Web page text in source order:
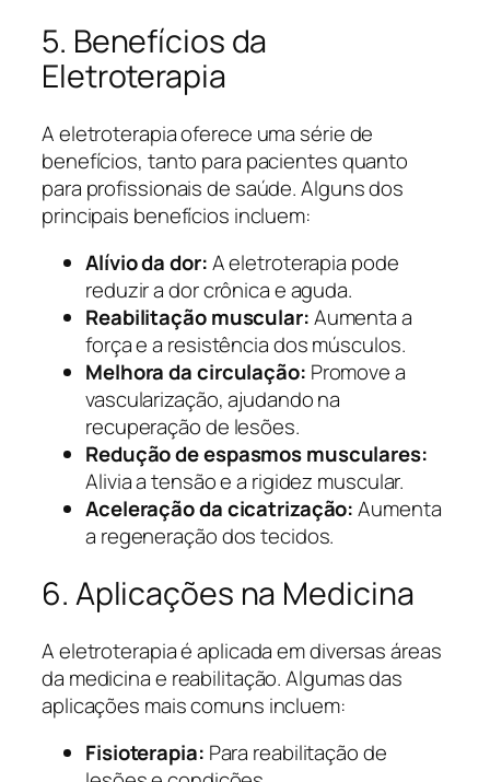
5. Benefícios da
Eletroterapia
A eletroterapia oferece uma série de
benefícios, tanto para pacientes quanto
para profissionais de saúde. Alguns dos
principais benefícios incluem:
Alívio da dor:A eletroterapia pode
reduzir a dor crônica e aguda.
Reabilitação muscular:Aumenta a
força e a resistência dos músculos.
Melhora da circulação: Promove a
vascularização, ajudando na
recuperação de lesões.
Redução de espasmos musculares:
Alivia a tensão e a rigidez muscular.
Aceleração da cicatrização:Aumenta
a regeneração dos tecidos.
6. Aplicações na Medicina
A eletroterapia é aplicada em diversas áreas
da medicina e reabilitação. Algumas das
aplicações mais comuns incluem:
Fisioterapia: Para reabilitação de